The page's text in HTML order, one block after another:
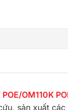
OM110K
sản xuất